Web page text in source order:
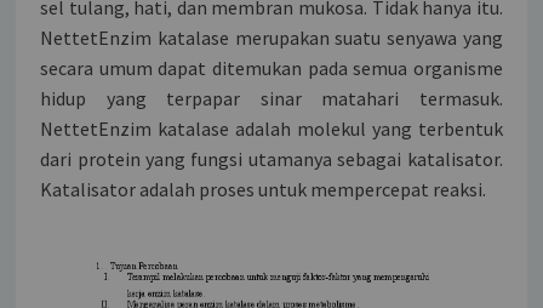
sel tulang, hati, dan membran mukosa. Tidak hanya itu.
NettetEnzim katalase merupakan suatu senyawa yang
secara umum dapat ditemukan pada semua organisme
hidup yang terpapar sinar matahari termasuk.
NettetEnzim katalase adalah molekul yang terbentuk
dari protein yang fungsi utamanya sebagai katalisator.
Katalisator adalah proses untuk mempercepat reaksi.